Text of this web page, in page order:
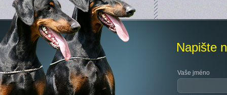
Napište
Vaše jméno